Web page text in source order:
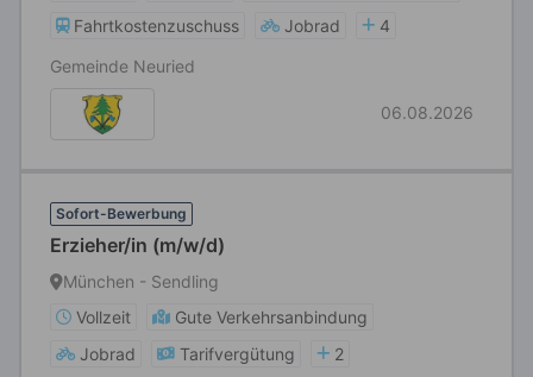
Fahrtkostenzuschuss
Jobrad
4
Gemeinde Neuried
06.08.2026
Sofort-Bewerbung
Erzieher/in (m/w/d)
München - Sendling
Vollzeit
Gute Verkehrsanbindung
Jobrad
Tarifvergütung
2